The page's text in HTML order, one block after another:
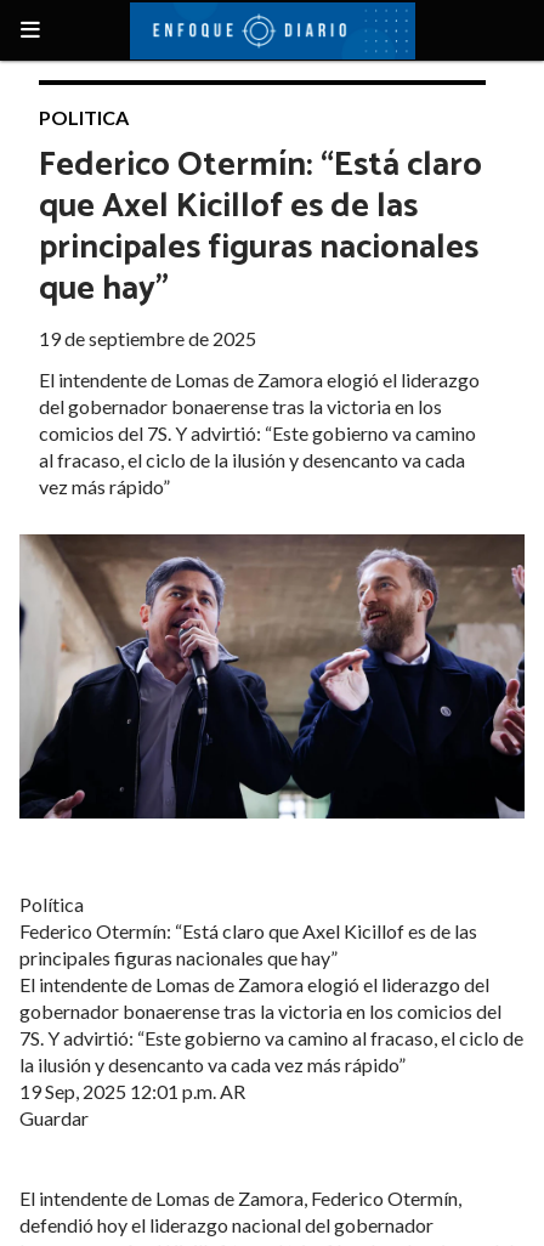
Federico Otermín: “Está claro
que Axel Kicillof es de las
principales figuras nacionales
que hay”
El intendente de Lomas de Zamora elogió el liderazgo
del gobernador bonaerense tras la victoria en los
comicios del 7S. Y advirtió: “Este gobierno va camino
al fracaso, el ciclo de la ilusión y desencanto va cada
vez más rápido”
POLITICA
19 de septiembre de 2025
Política
Federico Otermín: “Está claro que Axel Kicillof es de las
principales figuras nacionales que hay”
El intendente de Lomas de Zamora elogió el liderazgo del
gobernador bonaerense tras la victoria en los comicios del
7S. Y advirtió: “Este gobierno va camino al fracaso, el ciclo de
la ilusión y desencanto va cada vez más rápido”
19 Sep, 2025 12:01 p.m. AR
Guardar
El intendente de Lomas de Zamora, Federico Otermín,
defendió hoy el liderazgo nacional del gobernador